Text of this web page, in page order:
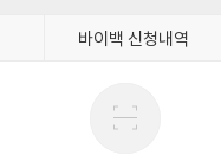
바이백 신청내역